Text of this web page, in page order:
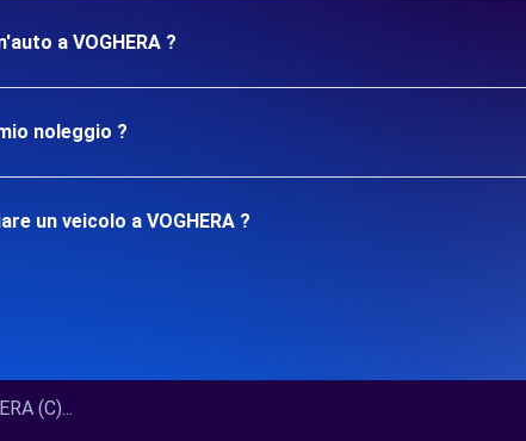
a VOGHERA ?
noleggio ?
un veicolo a VOGHERA ?
(C)...